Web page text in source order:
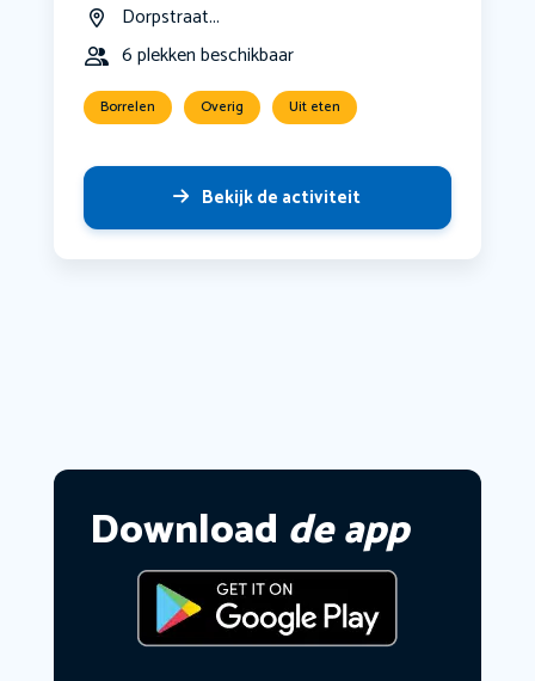
Dorpstraat...
6 plekken beschikbaar
Borrelen Overig Uit eten
Bekijk de activiteit
Download de app